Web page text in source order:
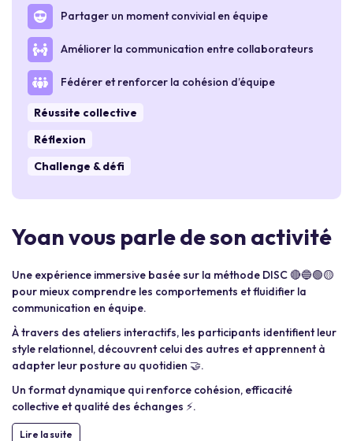
Partager un moment convivial en équipe
Améliorer la communication entre collaborateurs
Fédérer et renforcer la cohésion d’équipe
Réussite collective
Réflexion
Challenge & défi
Yoan vous parle de son activité
Une expérience immersive basée sur la méthode DISC 🔴🔵🟢🟡
pour mieux comprendre les comportements et fluidifier la
communication en équipe.
À travers des ateliers interactifs, les participants identifient leur
style relationnel, découvrent celui des autres et apprennent à
adapter leur posture au quotidien 🤝.
Un format dynamique qui renforce cohésion, efficacité
collective et qualité des échanges ⚡.
Lire la suite